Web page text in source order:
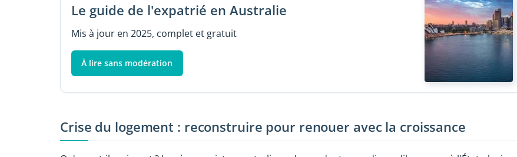
Le guide de l'expatrié en Australie
Mis à jour en 2025, complet et gratuit
À lire sans modération
Crise du logement : reconstruire pour renouer avec la croissance